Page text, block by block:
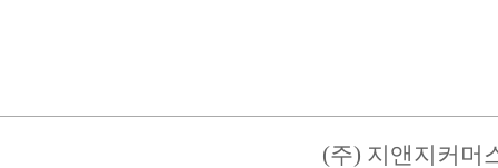
(주) 지앤지커머